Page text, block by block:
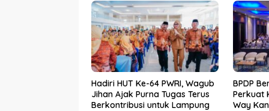
dari Desa
Hadiri HUT Ke-64 PWRI, Wagub
Jihan Ajak Purna Tugas Terus
Berkontribusi untuk Lampung
BPDP
Perkuat
Way